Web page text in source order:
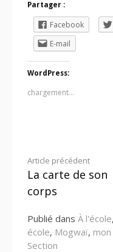
Partager :
Facebook
E-mail
WordPress:
chargement…
Lire
la
Article précédent
La carte de son
corps
Publié dans À l'école,
école, Mogwaï, mon
Section